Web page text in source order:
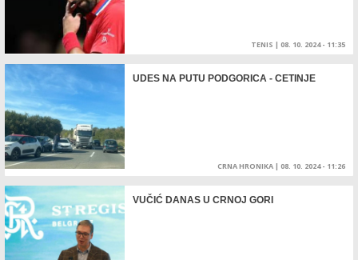
TENIS | 08. 10. 2024 - 11:35
UDES NA PUTU PODGORICA - CETINJE
CRNA HRONIKA | 08. 10. 2024 - 11:26
VUČIĆ DANAS U CRNOJ GORI